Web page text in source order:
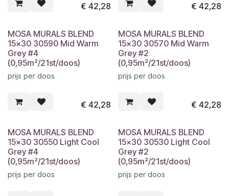
€ 42,28 € 42,28
MOSA MURALS BLEND
15x30 30590 Mid Warm
Grey #4
(0,95m²/21st/doos)
prijs per doos
€ 42,28
MOSA MURALS BLEND
15x30 30570 Mid Warm
Grey #2
(0,95m²/21st/doos)
prijs per doos
€ 42,28
MOSA MURALS BLEND
15x30 30550 Light Cool
Grey #4
(0,95m²/21st/doos)
prijs per doos
MOSA MURALS BLEND
15x30 30530 Light Cool
Grey #2
(0,95m²/21st/doos)
prijs per doos